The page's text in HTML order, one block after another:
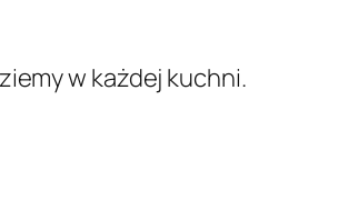
w każdej kuchni.